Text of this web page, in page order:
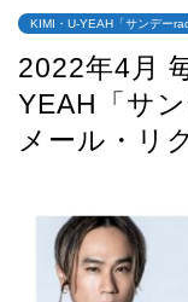
KIMI・U-YEAH「サンデー
2022年4月
YEAH「サ
メール・リ